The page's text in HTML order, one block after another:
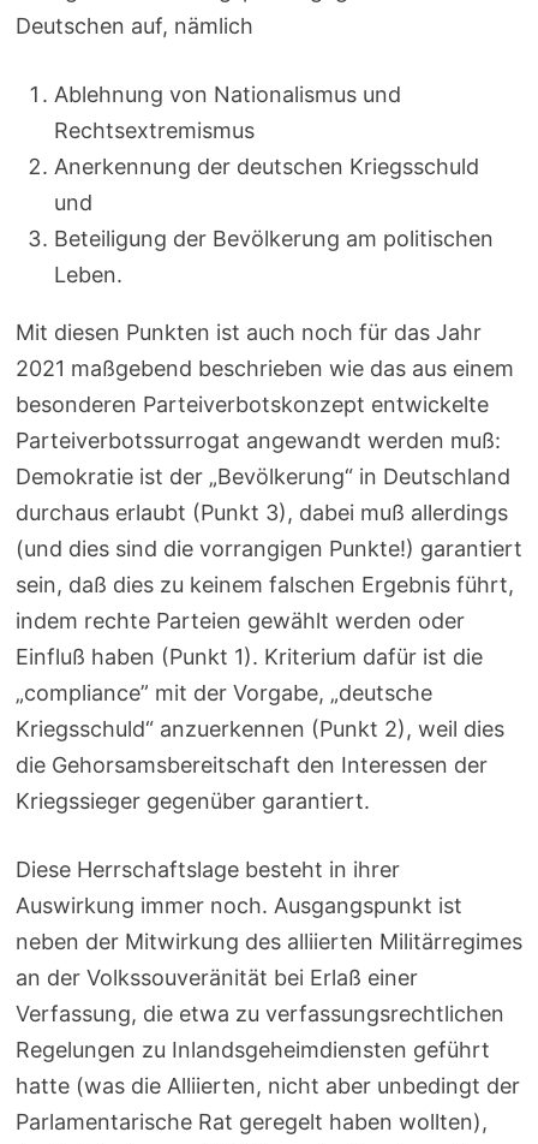
Deutschen auf, nämlich
Ablehnung von Nationalismus und
Rechtsextremismus
Anerkennung der deutschen Kriegsschuld
und
Beteiligung der Bevölkerung am politischen
Leben.
Mit diesen Punkten ist auch noch für das Jahr
2021 maßgebend beschrieben wie das aus einem
besonderen Parteiverbotskonzept entwickelte
Parteiverbotssurrogat angewandt werden muß:
Demokratie ist der „Bevölkerung“ in Deutschland
durchaus erlaubt (Punkt 3), dabei muß allerdings
(und dies sind die vorrangigen Punkte!) garantiert
sein, daß dies zu keinem falschen Ergebnis führt,
indem rechte Parteien gewählt werden oder
Einfluß haben (Punkt 1). Kriterium dafür ist die
„compliance” mit der Vorgabe, „deutsche
Kriegsschuld“ anzuerkennen (Punkt 2), weil dies
die Gehorsamsbereitschaft den Interessen der
Kriegssieger gegenüber garantiert.
Diese Herrschaftslage besteht in ihrer
Auswirkung immer noch. Ausgangspunkt ist
neben der Mitwirkung des alliierten Militärregimes
an der Volkssouveränität bei Erlaß einer
Verfassung, die etwa zu verfassungsrechtlichen
Regelungen zu Inlandsgeheimdiensten geführt
hatte (was die Alliierten, nicht aber unbedingt der
Parlamentarische Rat geregelt haben wollten),